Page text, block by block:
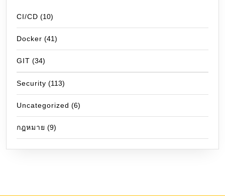
CI/CD (10)
Docker (41)
GIT (34)
Security (113)
Uncategorized (6)
กฎหมาย (9)